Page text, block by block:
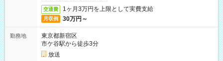
交通費 1ヶ月3万円を上限として実費支給
月収例 30万円～
勤務地
東京都新宿区
市ケ谷駅から徒歩3分
放送